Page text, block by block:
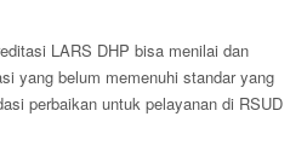
LARS DHP bisa menilai dan
yang belum memenuhi standar yang
perbaikan untuk pelayanan di RSUD